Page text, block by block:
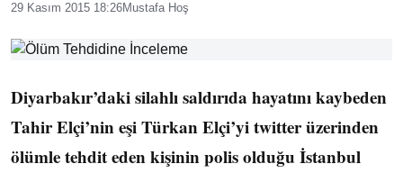
29 Kasım 2015 18:26Mustafa Hoş
Diyarbakır’daki silahlı saldırıda hayatını kaybeden
Tahir Elçi’nin eşi Türkan Elçi’yi twitter üzerinden
ölümle tehdit eden kişinin polis olduğu İstanbul